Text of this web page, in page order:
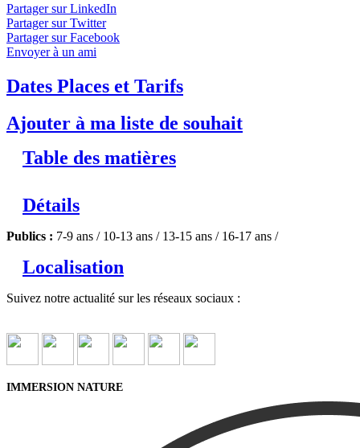
Partager sur LinkedIn
Partager sur Twitter
Partager sur Facebook
Envoyer à un ami
Dates Places et Tarifs
Ajouter à ma liste de souhait
Table des matières
Détails
Publics : 7-9 ans / 10-13 ans / 13-15 ans / 16-17 ans /
Localisation
Suivez notre actualité sur les réseaux sociaux :
IMMERSION NATURE